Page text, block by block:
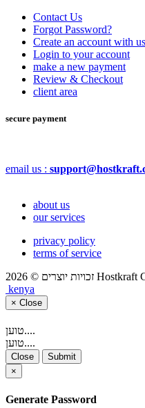
Contact Us
Forgot Password?
Create an account with us
Login to your account
make a new payment
Review & Checkout
client area
secure payment
email us :
about us
our services
privacy policy
terms of service
kenya
× Close
טוען....
טוען....
Close
Submit
×
Generate Password